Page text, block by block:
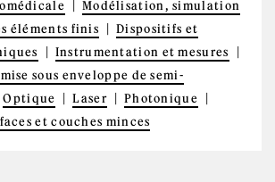
Modélisation, simulation
éléments finis
Dispositifs et
Instrumentation et mesures
sous enveloppe de semi-
Optique Laser
Photonique
et couches minces